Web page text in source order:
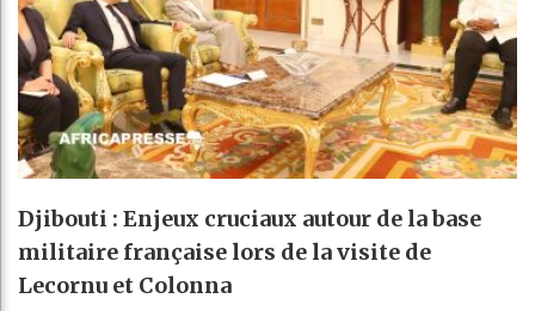
Djibouti : Enjeux cruciaux autour de la base
militaire française lors de la visite de
Lecornu et Colonna